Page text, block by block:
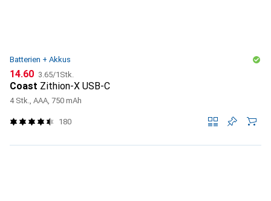
Batterien + Akkus
CHF
14.60 CHF
3.65/1Stk.
Coast Zithion-X USB-C
4 Stk., AAA, 750 mAh
180